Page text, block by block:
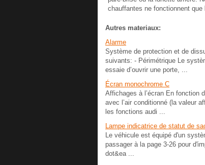
chauffantes ne fonctionnent que
Autres materiaux:
Alarme
Système de protection et de
suivants: - Périmétrique Le
essaie d’ouvrir une porte, ...
Écran monochrome C
Affichages à l’écran En fonction
avec l’air conditionné (la valeur
les fonctions audi ...
Lampe indicatrice de statut de
Le véhicule est équipé d'un
passager à la page 3-26 pour
dot&ea ...